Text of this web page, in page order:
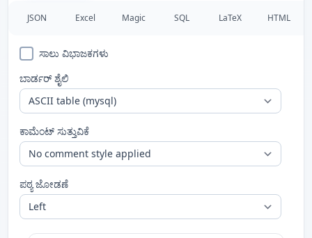
JSON Excel Magic SQL LaTeX HTML
ಸಾಲು ವಿಭಾಜಕಗಳು
ಬಾರ್ಡರ್ ಶೈಲಿ
ಕಾಮೆಂಟ್ ಸುತ್ತುವಿಕೆ
ಪಠ್ಯ ಜೋಡಣೆ